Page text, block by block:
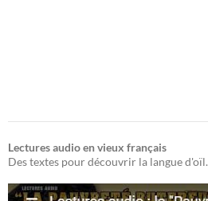
Lectures audio en vieux français
Des textes pour découvrir la langue d'oïl.